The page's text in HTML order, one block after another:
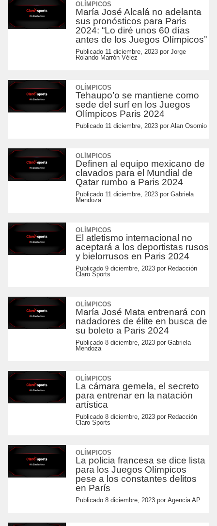
OLÍMPICOS
María José Alcalá no adelanta
sus pronósticos para Paris
2024: “Lo diré unos 60 días
antes de los Juegos Olímpicos”
Publicado 11 diciembre, 2023por Jorge
Rolando Marrón Vélez
OLÍMPICOS
Tehaupo’o se mantiene como
sede del surf en los Juegos
Olímpicos Paris 2024
Publicado 11 diciembre, 2023por Alan Osornio
OLÍMPICOS
Definen al equipo mexicano de
clavados para el Mundial de
Qatar rumbo a Paris 2024
Publicado 11 diciembre, 2023por Gabriela
Mendoza
OLÍMPICOS
El atletismo internacional no
aceptará a los deportistas rusos
y bielorrusos en Paris 2024
Publicado 9 diciembre, 2023por Redacción
Claro Sports
OLÍMPICOS
María José Mata entrenará con
nadadores de élite en busca de
su boleto a Paris 2024
Publicado 8 diciembre, 2023por Gabriela
Mendoza
OLÍMPICOS
La cámara gemela, el secreto
para entrenar en la natación
artística
Publicado 8 diciembre, 2023por Redacción
Claro Sports
OLÍMPICOS
La policia francesa se dice lista
para los Juegos Olímpicos
pese a los constantes delitos
en París
Publicado 8 diciembre, 2023por Agencia AP